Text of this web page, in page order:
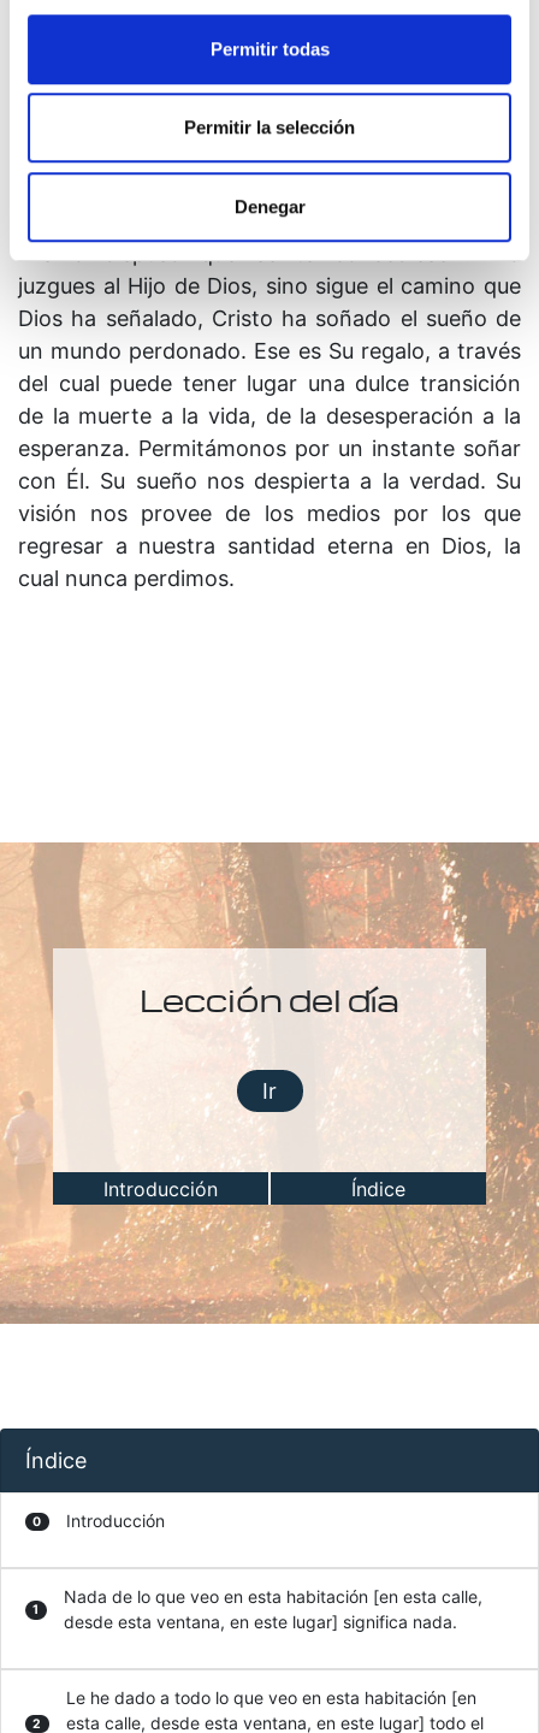
Permitir todas
Permitir la selección
Denegar
transmitido los mensajes de Cristo que traían y
devuelta gustosamente a Él.
10. Contempla el caudal de milagros desplegados
merecedor de ésos mismos regalos cuando Dios
juzgues al Hijo de Dios, sino sigue el camino que
Dios ha señalado, Cristo ha soñado el sueño de
un mundo perdonado. Ese es Su regalo, a través
del cual puede tener lugar una dulce transición
de la muerte a la vida, de la desesperación a la
esperanza. Permitámonos por un instante soñar
con Él. Su sueño nos despierta a la verdad. Su
visión nos provee de los medios por los que
regresar a nuestra santidad eterna en Dios, la
cual nunca perdimos.
Lección del día
Ir
Introducción Índice
Índice
0 Introducción
1
Nada de lo que veo en esta habitación [en esta calle,
desde esta ventana, en este lugar] significa nada.
2
Le he dado a todo lo que veo en esta habitación [en
esta calle, desde esta ventana, en este lugar] todo el